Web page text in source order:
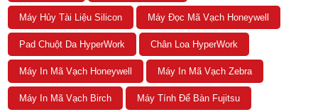
Máy Hủy Tài Liệu Silicon Máy Đọc Mã Vạch Honeywell
Pad Chuột Da HyperWork Chân Loa HyperWork
Máy In Mã Vạch Honeywell Máy In Mã Vạch Zebra
Máy In Mã Vạch Birch Máy Tính Để Bàn Fujitsu